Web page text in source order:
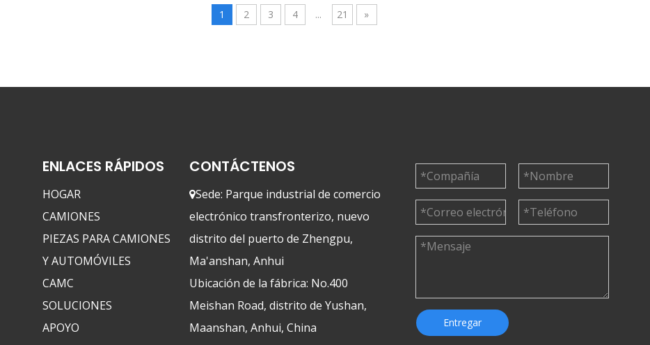
1 2 3 4 ... 21 »
ENLACES RÁPIDOS
HOGAR
CAMIONES
PIEZAS PARA CAMIONES
Y AUTOMÓVILES
CAMC
SOLUCIONES
APOYO
CONTÁCTENOS
Sede: Parque industrial de comercio
electrónico transfronterizo, nuevo
distrito del puerto de Zhengpu,
Ma'anshan, Anhui
Ubicación de la fábrica: No.400
Meishan Road, distrito de Yushan,
Maanshan, Anhui, China
Entregar